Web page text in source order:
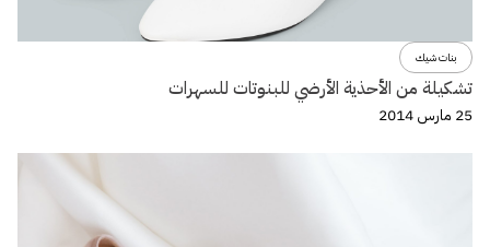
بنات شيك
تشكيلة من الأحذية الأرضي للبنوتات للسهرات
25 مارس 2014